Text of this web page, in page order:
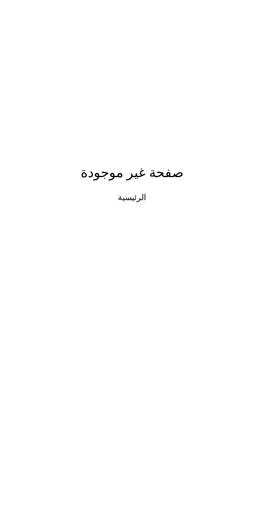
صفحة غير موجودة
الرئيسية